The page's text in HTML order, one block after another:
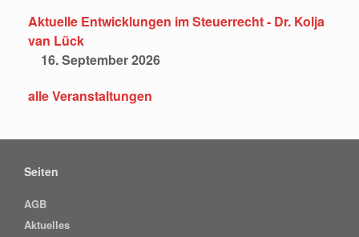
Aktuelle Entwicklungen im Steuerrecht - Dr. Kolja
van Lück
16. September 2026
alle Veranstaltungen
Seiten
AGB
Aktuelles